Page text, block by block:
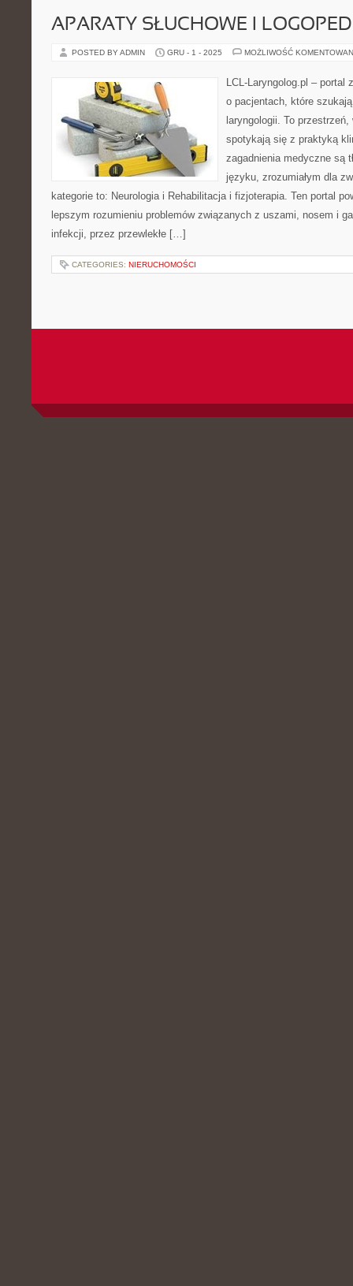
APARATY SŁUCHOWE I
POSTED BY ADMIN GRU - 1 - 2025 MOŻLIWOŚĆ
LCL-Laryngolog.pl – portal
o pacjentach, które
laryngologii. To
spotykają się z praktyką
zagadnienia medyczne są
języku, zrozumiałym dla
kategorie to: Neurologia i Rehabilitacja i fizjoterapia. Ten portal
lepszym rozumieniu problemów związanych z uszami, nosem i
infekcji, przez przewlekłe […]
CATEGORIES: NIERUCHOMOŚCI